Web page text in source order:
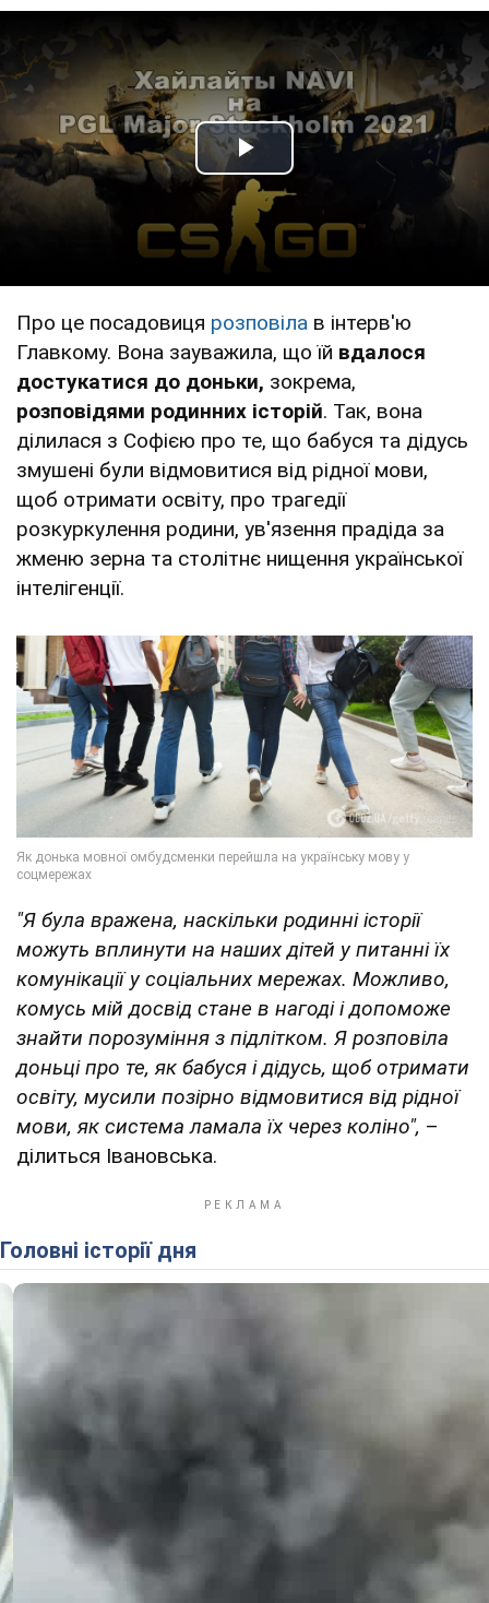
Play Video
Про це посадовиця розповіла в інтерв'ю
Главкому. Вона зауважила, що їй вдалося
достукатися до доньки, зокрема,
розповідями родинних історій. Так, вона
ділилася з Софією про те, що бабуся та дідусь
змушені були відмовитися від рідної мови,
щоб отримати освіту, про трагедії
розкуркулення родини, ув'язення прадіда за
жменю зерна та столітнє нищення української
інтелігенції.
"Я була вражена, наскільки родинні історії
можуть вплинути на наших дітей у питанні їх
комунікації у соціальних мережах. Можливо,
комусь мій досвід стане в нагоді і допоможе
знайти порозуміння з підлітком. Я розповіла
доньці про те, як бабуся і дідусь, щоб отримати
освіту, мусили позірно відмовитися від рідної
мови, як система ламала їх через коліно", –
ділиться Івановська.
Головні історії дня